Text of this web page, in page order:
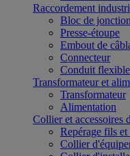
Raccordement
Bloc de jonction
Presse-étoupe
Embout de
Connecteur
Conduit flexible
Transformateur et
Transformateur
Alimentation
Collier et accessoires
Repérage fils et
Collier